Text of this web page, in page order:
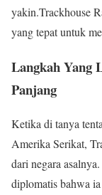
yakin.Trackhouse
yang tepat untuk
Langkah Yang
Panjang
Ketika di tanya
Amerika Serikat,
dari negara
diplomatis bahwa